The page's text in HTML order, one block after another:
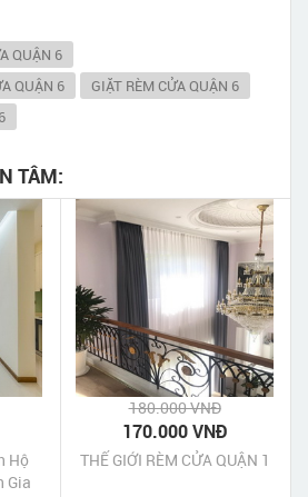
QUẬN 6
QUẬN 6
GIẶT RÈM CỬA QUẬN 6
TÂM:
Hộ
Gia
180.000 VNĐ
170.000 VNĐ
THẾ GIỚI RÈM CỬA QUẬN 1